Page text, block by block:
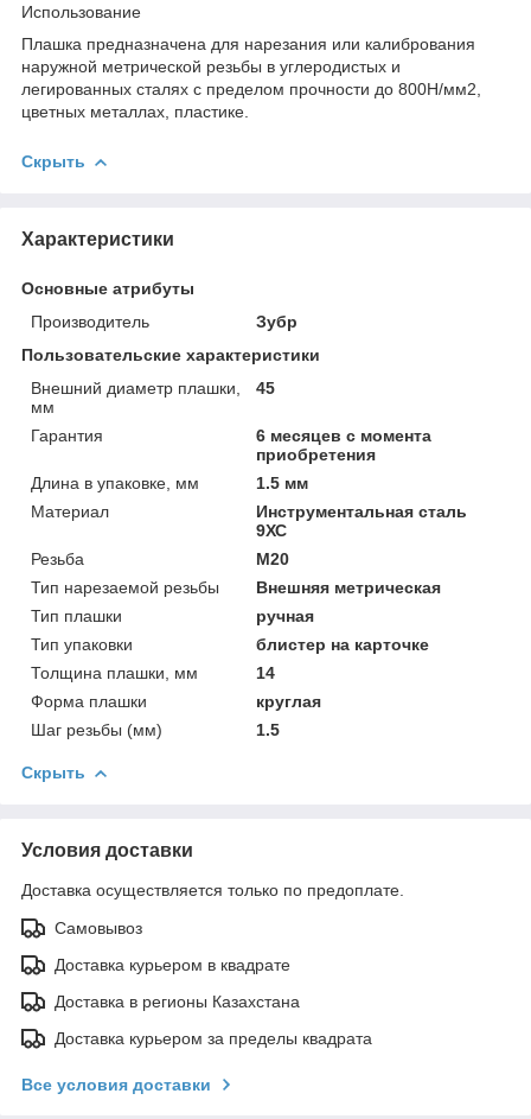
Использование
Плашка предназначена для нарезания или калибрования
наружной метрической резьбы в углеродистых и
легированных сталях с пределом прочности до 800Н/мм2,
цветных металлах, пластике.
Скрыть
Характеристики
Основные атрибуты
Производитель
Зубр
Пользовательские характеристики
Внешний диаметр плашки,
мм
45
Гарантия
6 месяцев с момента
приобретения
Длина в упаковке, мм
1.5 мм
Материал
Инструментальная сталь
9ХС
Резьба
М20
Тип нарезаемой резьбы
Внешняя метрическая
Тип плашки
ручная
Тип упаковки
блистер на карточке
Толщина плашки, мм
14
Форма плашки
круглая
Шаг резьбы (мм)
1.5
Скрыть
Условия доставки
Доставка осуществляется только по предоплате.
Самовывоз
Доставка курьером в квадрате
Доставка в регионы Казахстана
Доставка курьером за пределы квадрата
Все условия доставки